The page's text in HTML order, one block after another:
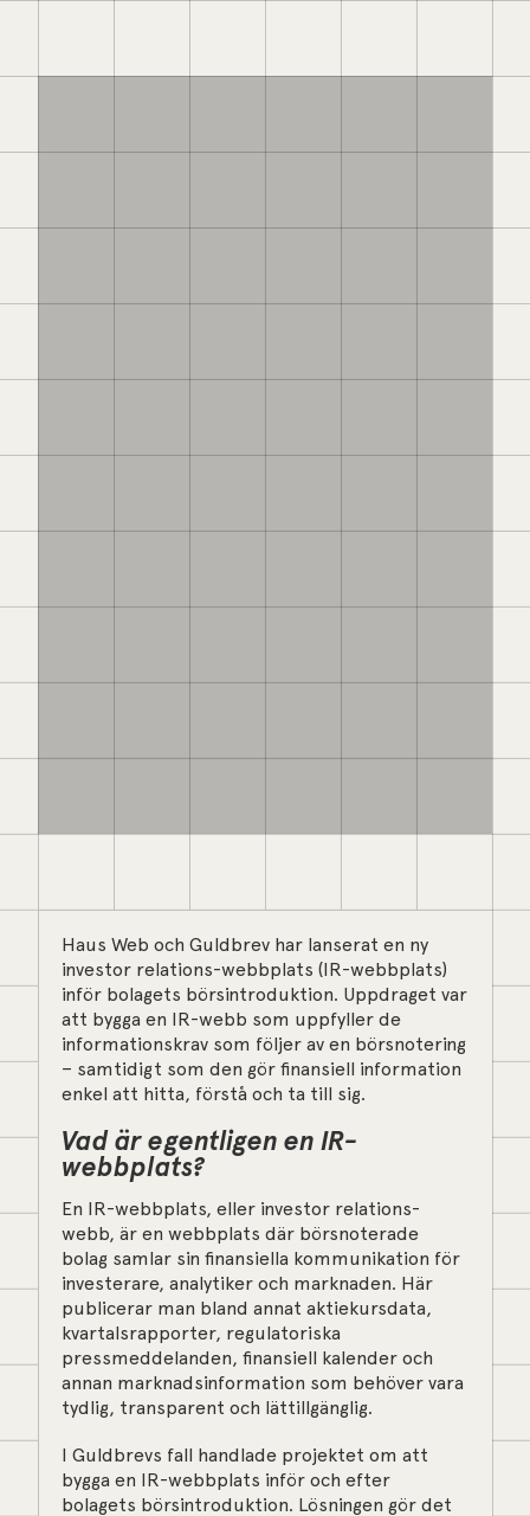
Haus Web och Guldbrev har lanserat en ny
investor relations-webbplats (IR-webbplats)
inför bolagets börsintroduktion. Uppdraget var
att bygga en IR-webb som uppfyller de
informationskrav som följer av en börsnotering
– samtidigt som den gör finansiell information
enkel att hitta, förstå och ta till sig.
Vad är egentligen en IR-
webbplats?
En IR-webbplats, eller investor relations-
webb, är en webbplats där börsnoterade
bolag samlar sin finansiella kommunikation för
investerare, analytiker och marknaden. Här
publicerar man bland annat aktiekursdata,
kvartalsrapporter, regulatoriska
pressmeddelanden, finansiell kalender och
annan marknadsinformation som behöver vara
tydlig, transparent och lättillgänglig.
I Guldbrevs fall handlade projektet om att
bygga en IR-webbplats inför och efter
bolagets börsintroduktion. Lösningen gör det